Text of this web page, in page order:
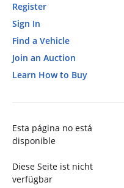
Register
Sign In
Find a Vehicle
Join an Auction
Learn How to Buy
Esta página no está
disponible
Diese Seite ist nicht
verfügbar